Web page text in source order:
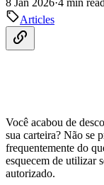
Articles
Você acabou de
sua carteira? Não se
frequentemente do
esquecem de utilizar
autorizado.